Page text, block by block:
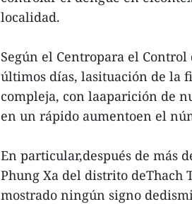
localidad.
Según el Centropara el
últimos días, lasituación de la
compleja, con laaparición de
en un rápido aumentoen el
En particular,después de más
Phung Xa del distrito deThach
mostrado ningún signo